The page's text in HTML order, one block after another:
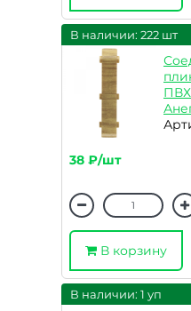
В наличии: 222 шт
ПВХ
38 ₽/шт
В корзину
В наличии: 1 уп